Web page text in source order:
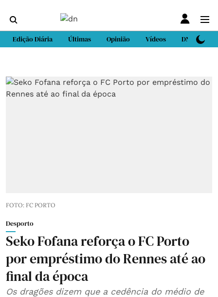
Edição Diária Últimas Opinião Vídeos DN Sport
FOTO: FC PORTO
Desporto
Seko Fofana reforça o FC Porto
por empréstimo do Rennes até ao
final da época
Os dragões dizem que a cedência do médio de